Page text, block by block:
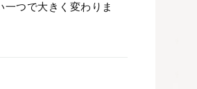
つで大きく変わりま